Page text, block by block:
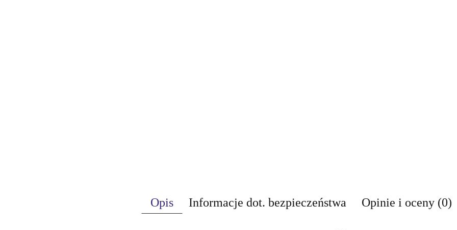
Opis Informacje dot. bezpieczeństwa Opinie i oceny (0)